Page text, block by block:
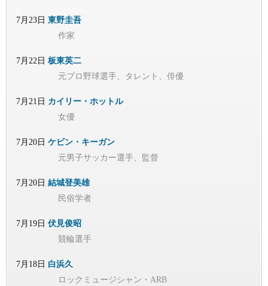
7月23日 東野圭吾
作家
7月22日 板東英二
元プロ野球選手、タレント、俳優
7月21日 カイリー・ホットル
女優
7月20日 ケビン・キーガン
元男子サッカー選手、監督
7月20日 結城登美雄
民俗学者
7月19日 伏見俊昭
競輪選手
7月18日 白浜久
ロックミュージシャン・ARB